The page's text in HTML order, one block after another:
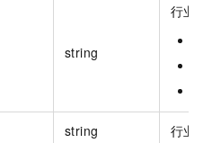
string
行业
string 行业